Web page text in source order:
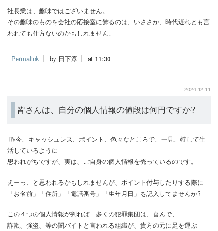
社長業は、趣味ではございません。
その趣味のものを会社の応接室に飾るのは、いささか、時代遅れとも言
われても仕方ないのかもしれません。
Permalink by 日下淳 at 11:30
2024.12.11
皆さんは、自分の個人情報の値段は何円ですか?
昨今、キャッシュレス、ポイント、色々なところで、一見、特して生
活しているように
思われがちですが、実は、ご自身の個人情報を売っているのです。
えーっ、と思われるかもしれませんが、ポイント付与したりする際に
「お名前」「住所」「電話番号」「生年月日」を記入してませんか?
この４つの個人情報が判れば、多くの犯罪集団は、喜んで、
詐欺、強盗、等の闇バイトと言われる組織が、貴方の元に足を運ぶ